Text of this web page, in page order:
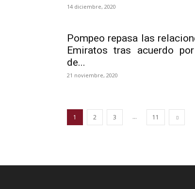
14 diciembre, 2020
Pompeo repasa las
Emiratos tras acuerdo
de...
21 noviembre, 2020
1 2 3 ... 11